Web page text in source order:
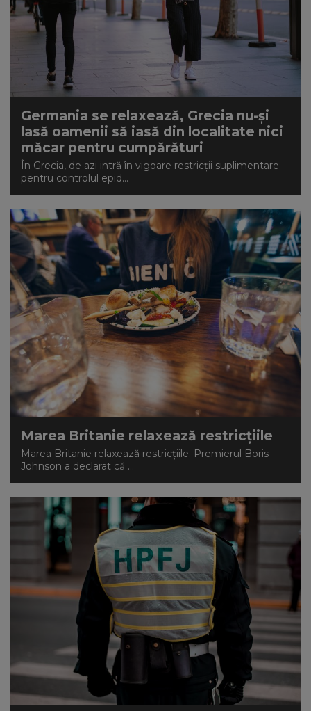
Germania se relaxează, Grecia nu-și
lasă oamenii să iasă din localitate nici
măcar pentru cumpărături
În Grecia, de azi intră în vigoare restricții suplimentare
pentru controlul epid...
Marea Britanie relaxează restricțiile
Marea Britanie relaxează restricțiile. Premierul Boris
Johnson a declarat că ...